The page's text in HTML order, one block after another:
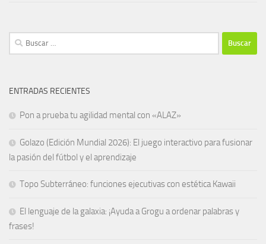
Buscar:
ENTRADAS RECIENTES
Pon a prueba tu agilidad mental con «ALAZ»
Golazo (Edición Mundial 2026): El juego interactivo para fusionar
la pasión del fútbol y el aprendizaje
Topo Subterráneo: funciones ejecutivas con estética Kawaii
El lenguaje de la galaxia: ¡Ayuda a Grogu a ordenar palabras y
frases!